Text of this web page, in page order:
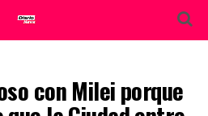
con Milei porque